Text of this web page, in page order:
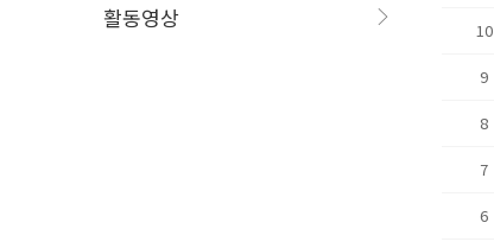
활동영상 10
9
8
7
6